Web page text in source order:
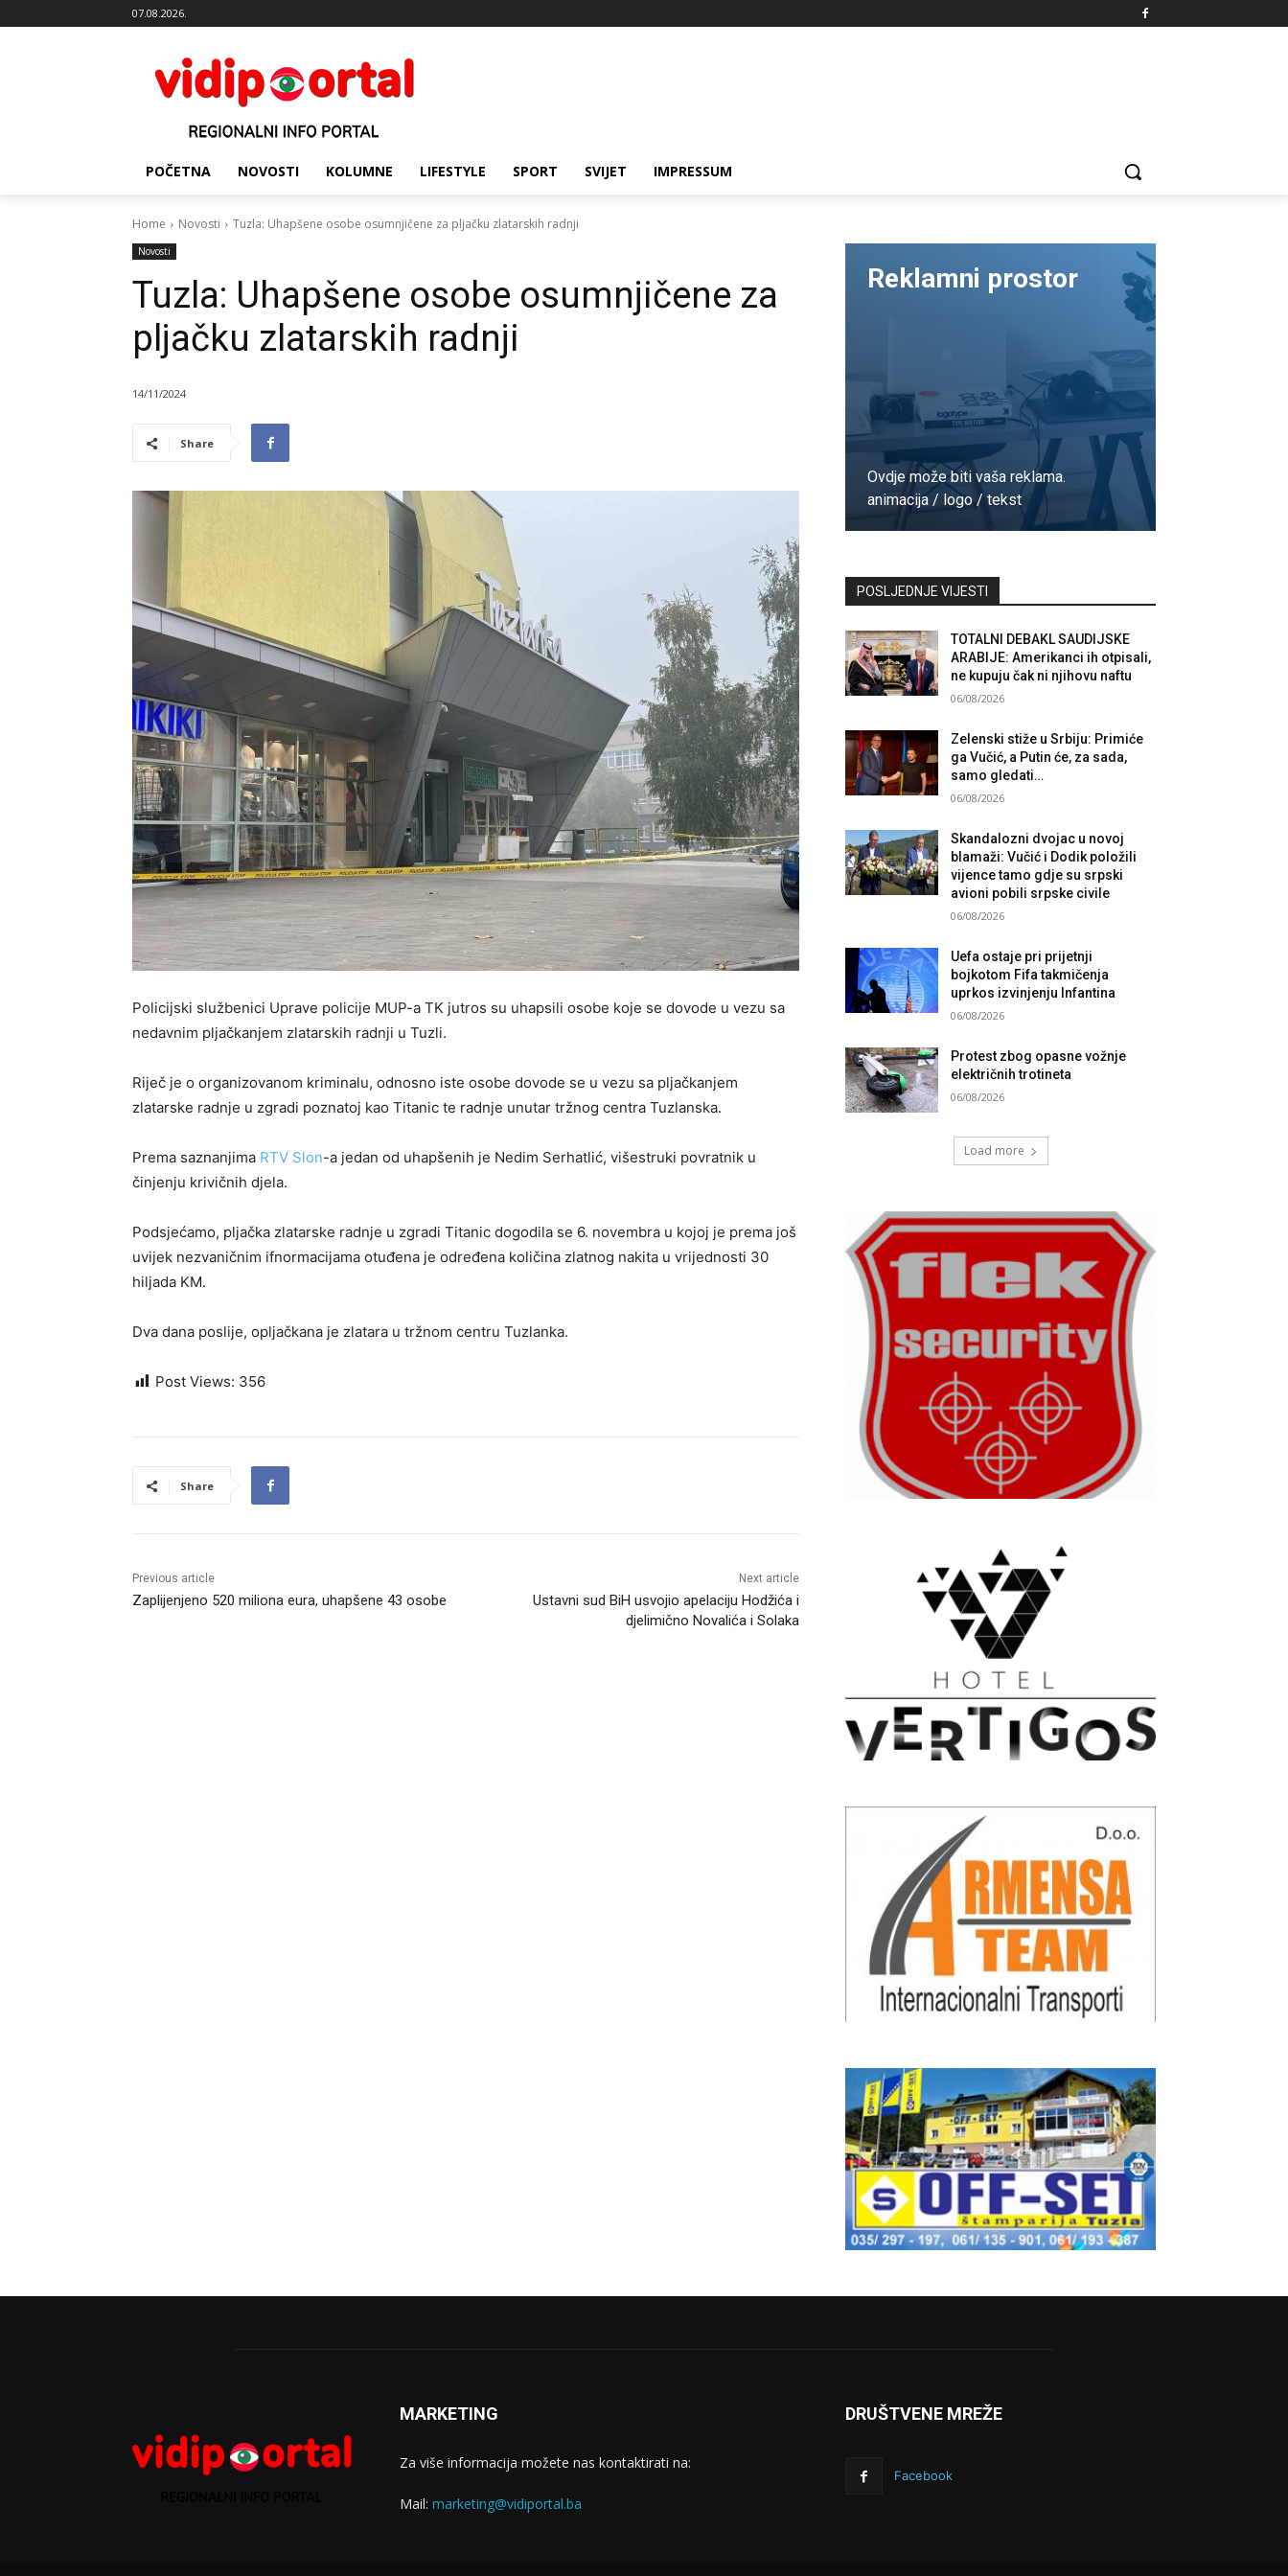
07.08.2026.
POČETNA NOVOSTI KOLUMNE LIFESTYLE SPORT SVIJET IMPRESSUM
Home Novosti Tuzla: Uhapšene osobe osumnjičene za pljačku zlatarskih radnji
Novosti
Tuzla: Uhapšene osobe osumnjičene za
pljačku zlatarskih radnji
14/11/2024
Share
Policijski službenici Uprave policije MUP-a TK jutros su uhapsili osobe koje se dovode u vezu sa
nedavnim pljačkanjem zlatarskih radnji u Tuzli.
Riječ je o organizovanom kriminalu, odnosno iste osobe dovode se u vezu sa pljačkanjem
zlatarske radnje u zgradi poznatoj kao Titanic te radnje unutar tržnog centra Tuzlanska.
Prema saznanjima RTV Slon-a jedan od uhapšenih je Nedim Serhatlić, višestruki povratnik u
činjenju krivičnih djela.
Podsjećamo, pljačka zlatarske radnje u zgradi Titanic dogodila se 6. novembra u kojoj je prema još
uvijek nezvaničnim ifnormacijama otuđena je određena količina zlatnog nakita u vrijednosti 30
hiljada KM.
Dva dana poslije, opljačkana je zlatara u tržnom centru Tuzlanka.
Post Views: 356
Share
Previous article
Zaplijenjeno 520 miliona eura, uhapšene 43 osobe
Next article
Ustavni sud BiH usvojio apelaciju Hodžića i
djelimično Novalića i Solaka
Reklamni prostor
Ovdje može biti vaša reklama.
animacija / logo / tekst
POSLJEDNJE VIJESTI
TOTALNI DEBAKL SAUDIJSKE
ARABIJE: Amerikanci ih otpisali,
ne kupuju čak ni njihovu naftu
06/08/2026
Zelenski stiže u Srbiju: Primiće
ga Vučić, a Putin će, za sada,
samo gledati…
06/08/2026
Skandalozni dvojac u novoj
blamaži: Vučić i Dodik položili
vijence tamo gdje su srpski
avioni pobili srpske civile
06/08/2026
Uefa ostaje pri prijetnji
bojkotom Fifa takmičenja
uprkos izvinjenju Infantina
06/08/2026
Protest zbog opasne vožnje
električnih trotineta
06/08/2026
Load more
MARKETING
Za više informacija možete nas kontaktirati na:
Mail: marketing@vidiportal.ba
DRUŠTVENE MREŽE
Facebook